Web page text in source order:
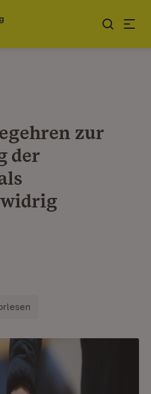
zur
der